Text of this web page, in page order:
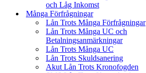
och Låg Inkomst
Många Förfrågningar
Lån Trots Många Förfrågningar
Lån Trots Många UC och
Betalningsanmärkningar
Lån Trots Många UC
Lån Trots Skuldsanering
Akut Lån Trots Kronofogden